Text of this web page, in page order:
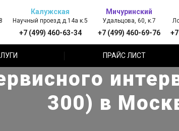
Калужская
Научный проезд д.14а к.5
+7 (499) 460-63-34
Мичуринский
Удальцова, 60, к.7
+7 (499) 460-69-76
ПРАЙС ЛИСТ
300) в